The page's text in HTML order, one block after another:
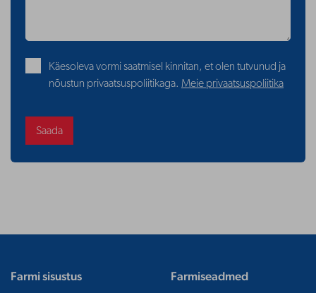
Käesoleva vormi saatmisel kinnitan, et olen tutvunud ja
nõustun privaatsuspoliitikaga. Meie privaatsuspoliitika
Farmi sisustus Farmiseadmed